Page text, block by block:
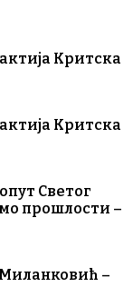
Критска
Критска
Светог
прошлости –
–